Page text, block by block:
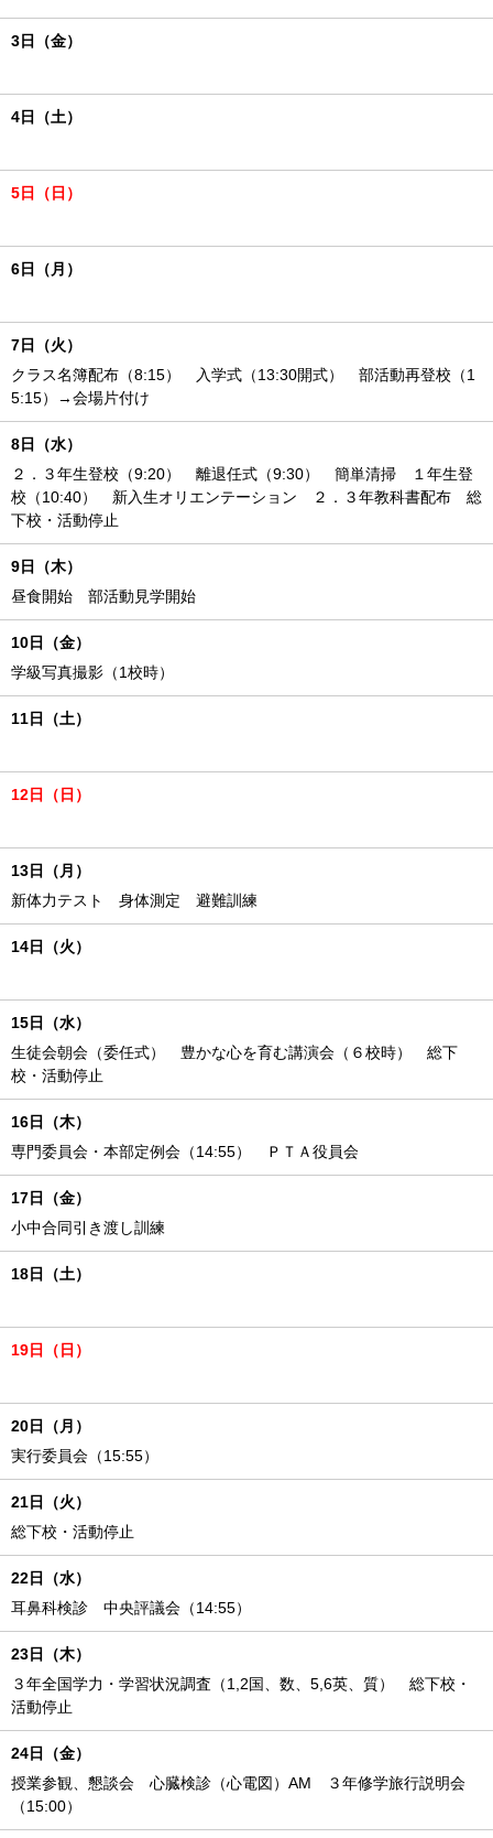
3日（金）
4日（土）
5日（日）
6日（月）
7日（火）
クラス名簿配布（8:15） 入学式（13:30開式） 部活動再登校（1
5:15）→会場片付け
8日（水）
２．３年生登校（9:20） 離退任式（9:30） 簡単清掃 １年生登
校（10:40） 新入生オリエンテーション ２．３年教科書配布 総
下校・活動停止
9日（木）
昼食開始 部活動見学開始
10日（金）
学級写真撮影（1校時）
11日（土）
12日（日）
13日（月）
新体力テスト 身体測定 避難訓練
14日（火）
15日（水）
生徒会朝会（委任式） 豊かな心を育む講演会（６校時） 総下
校・活動停止
16日（木）
専門委員会・本部定例会（14:55） ＰＴＡ役員会
17日（金）
小中合同引き渡し訓練
18日（土）
19日（日）
20日（月）
実行委員会（15:55）
21日（火）
総下校・活動停止
22日（水）
耳鼻科検診 中央評議会（14:55）
23日（木）
３年全国学力・学習状況調査（1,2国、数、5,6英、質） 総下校・
活動停止
24日（金）
授業参観、懇談会 心臓検診（心電図）AM ３年修学旅行説明会
（15:00）